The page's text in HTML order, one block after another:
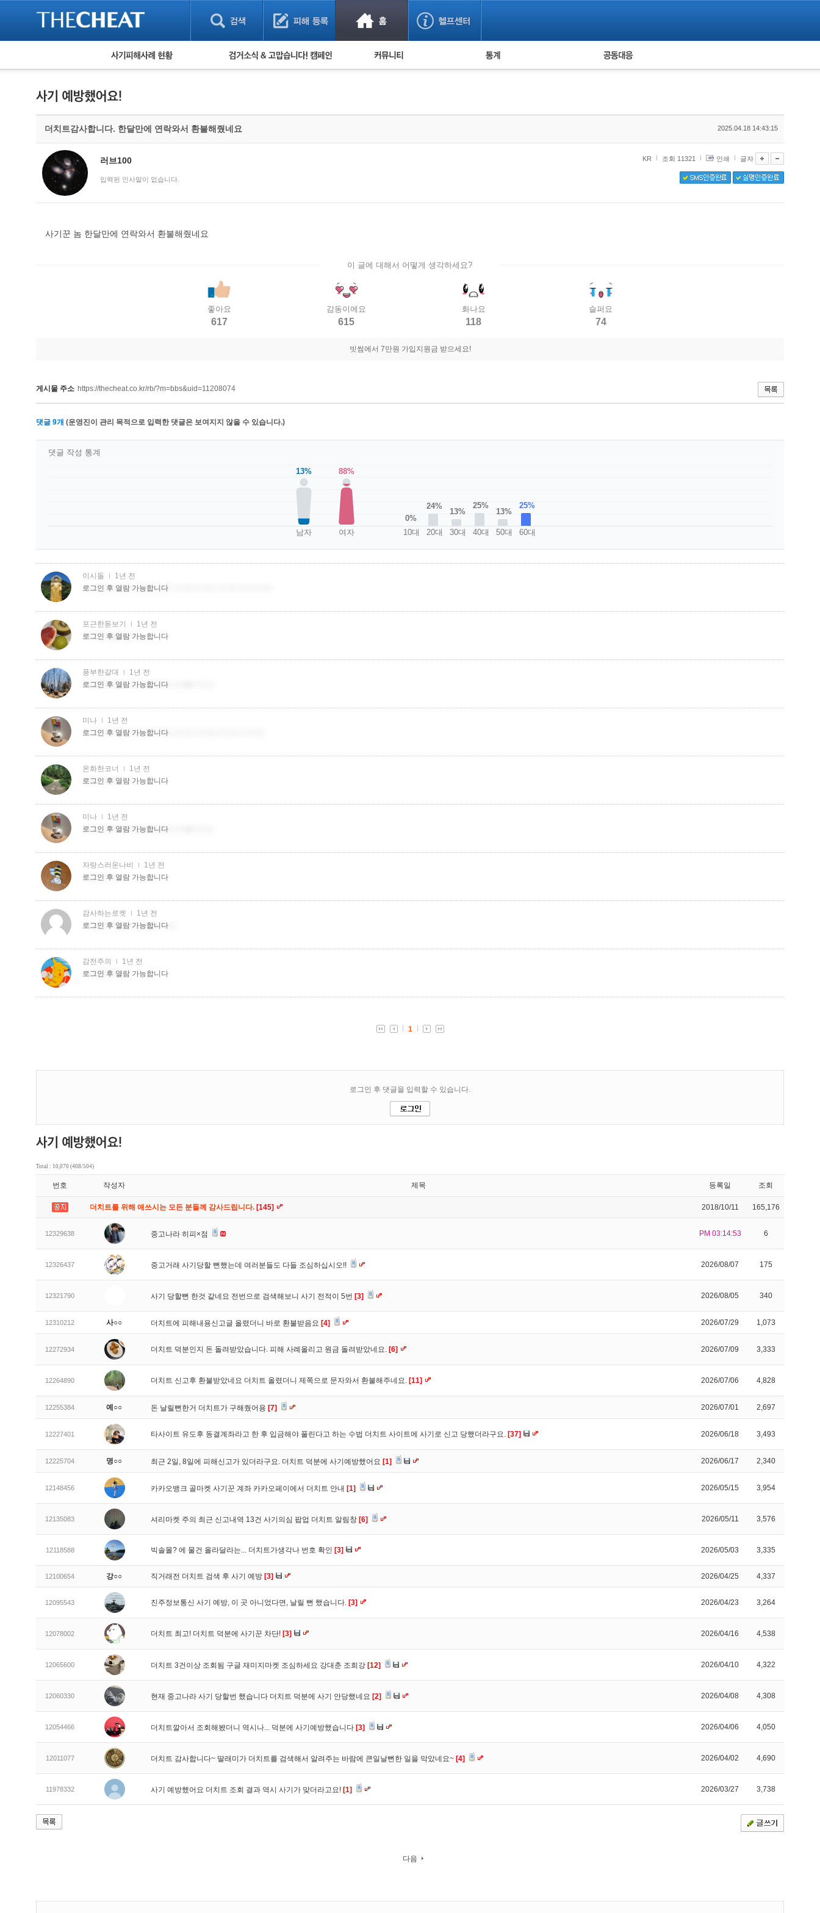
피해사례 현황
게임 · 비실물 피해사례
보이스피싱 피해사례
유해사이트 목록
비공개 피해사례
검거 소식 사기 예방했어요! 누적 피해사례 통계 피해자 공동대응
더치트감사합니다. 한달만에 연락와서 환불해줬네요 2025.04.18 14:43:15
러브100
입력된 인사말이 없습니다.
KR 조회 11321 인쇄 글자
사기꾼 놈 한달만에 연락와서 환불해줬네요
이 글에 대해서 어떻게 생각하세요?
좋아요
617
감동이에요
615
화나요
118
슬퍼요
74
빗썸에서 7만원 가입지원금 받으세요!
게시물 주소 https://thecheat.co.kr/rb/?m=bbs&uid=11208074
댓글 9개 (운영진이 관리 목적으로 입력한 댓글은 보여지지 않을 수 있습니다.)
13%
남자
88%
여자
0%
10대
24%
20대
13%
30대
25%
40대
13%
50대
25%
60대
댓글 작성 통계
Total : 10,070 (408/504)
번호 작성자 제목 등록일 조회
더치트를 위해 애쓰시는 모든 분들께 감사드립니다. [145] 2018/10/11 165,176
12329638 중고나라 히피×점 PM 03:14:53 6
12326437 중고거래 사기당할 뻔했는데 여러분들도 다들 조심하십시오!! 2026/08/07 175
12321790 사기 당할뻔 한것 같네요 전번으로 검색해보니 사기 전적이 5번 [3] 2026/08/05 340
12310212 사○○ 더치트에 피해내용신고글 올렸더니 바로 환불받음요 [4] 2026/07/29 1,073
12272934 더치트 덕분인지 돈 돌려받았습니다. 피해 사례올리고 원금 돌려받았네요. [6] 2026/07/09 3,333
12264890 더치트 신고후 환불받았네요 더치트 올렸더니 제쪽으로 문자와서 환불해주네요. [11] 2026/07/06 4,828
12255384 예○○ 돈 날릴뻔한거 더치트가 구해줬어용 [7] 2026/07/01 2,697
12227401 타사이트 유도후 동결계좌라고 한 후 입금해야 풀린다고 하는 수법 더치트 사이트에 사기로 신고 당했더라구요. [37] 2026/06/18 3,493
12225704 명○○ 최근 2일, 8일에 피해신고가 있더라구요. 더치트 덕분에 사기예방했어요 [1] 2026/06/17 2,340
12148456 카카오뱅크 골마켓 사기꾼 계좌 카카오페이에서 더치트 안내 [1] 2026/05/15 3,954
12135083 셔리마켓 주의 최근 신고내역 13건 사기의심 팝업 더치트 알림창 [6] 2026/05/11 3,576
12118588 빅솔몰? 에 물건 올라달라는... 더치트가생각나 번호 확인 [3] 2026/05/03 3,335
12100654 강○○ 직거래전 더치트 검색 후 사기 예방 [3] 2026/04/25 4,337
12095543 진주정보통신 사기 예방, 이 곳 아니었다면, 날릴 뻔 했습니다. [3] 2026/04/23 3,264
12078002 더치트 최고! 더치트 덕분에 사기꾼 차단! [3] 2026/04/16 4,538
12065600 더치트 3건이상 조회됨 구글 재미지마켓 조심하세요 강대춘 조희강 [12] 2026/04/10 4,322
12060330 현재 중고나라 사기 당할번 했습니다 더치트 덕분에 사기 안당했네요 [2] 2026/04/08 4,308
12054466 더치트깔아서 조회해봤더니 역시나... 덕분에 사기예방했습니다 [3] 2026/04/06 4,050
12011077 더치트 감사합니다~ 딸래미가 더치트를 검색해서 알려주는 바람에 큰일날뻔한 일을 막았네요~ [4] 2026/04/02 4,690
11978332 사기 예방했어요 더치트 조회 결과 역시 사기가 맞더라고요! [1] 2026/03/27 3,738
다음